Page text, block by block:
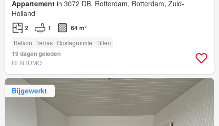
Appartement in 3072 DB, Rotterdam, Rotterdam, Zuid-
Holland
2 1 64 m²
Balkon Terras Opslagruimte Tillen
19 dagen geleden
RENTUMO
Bijgewerkt